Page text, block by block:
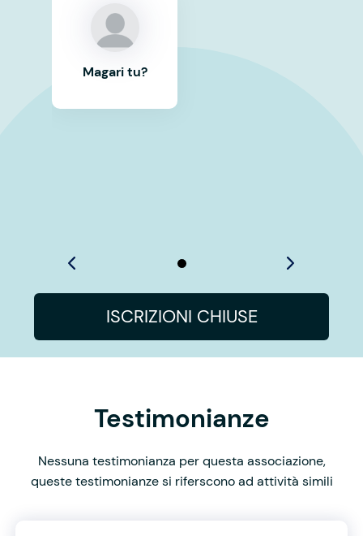
Magari tu?
ISCRIZIONI CHIUSE
Testimonianze
Nessuna testimonianza per questa associazione,
queste testimonianze si riferscono ad attività simili